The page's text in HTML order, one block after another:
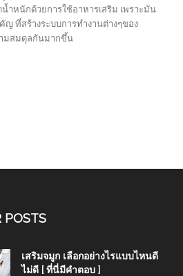
ำหนักด้วยการใช้อาหารเสริม เพราะมัน
ญ ที่สร้างระบบการทำงานต่างๆของ
มสมดุลกันมากขึ้น
POSTS
เสริมจมูก เลือกอย่างไรแบบไหนดี
ไม่ดี [ ที่นี่มีคำตอบ ]